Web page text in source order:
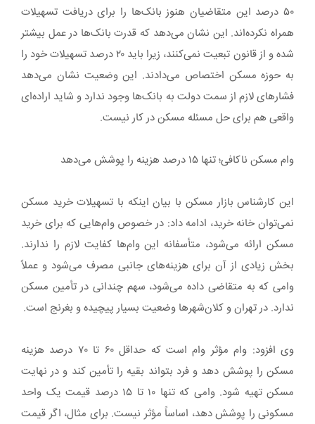
۵۰ درصد این متقاضیان هنوز بانک‌ها را برای دریافت تسهیلات
همراه نکرده‌اند. این نشان می‌دهد که قدرت بانک‌ها در عمل بیشتر
شده و از قانون تبعیت نمی‌کنند، زیرا باید ۲۰ درصد تسهیلات خود را
به حوزه مسکن اختصاص می‌دادند. این وضعیت نشان می‌دهد
فشارهای لازم از سمت دولت به بانک‌ها وجود ندارد و شاید اراده‌ای
واقعی هم برای حل مسئله مسکن در کار نیست.
وام مسکن ناکافی؛ تنها ۱۵ درصد هزینه را پوشش می‌دهد
این کارشناس بازار مسکن با بیان اینکه با تسهیلات خرید مسکن
نمی‌توان خانه خرید، ادامه داد: در خصوص وام‌هایی که برای خرید
مسکن ارائه می‌شود، متأسفانه این وام‌ها کفایت لازم را ندارند.
بخش زیادی از آن برای هزینه‌های جانبی مصرف می‌شود و عملاً
وامی که به متقاضی داده می‌شود، سهم چندانی در تأمین مسکن
ندارد. در تهران و کلان‌شهرها وضعیت بسیار پیچیده و بغرنج است.
وی افزود: وام مؤثر وام است که حداقل ۶۰ تا ۷۰ درصد هزینه
مسکن را پوشش دهد و فرد بتواند بقیه را تأمین کند و در نهایت
مسکن تهیه شود. وامی که تنها ۱۰ تا ۱۵ درصد قیمت یک واحد
مسکونی را پوشش دهد، اساساً مؤثر نیست. برای مثال، اگر قیمت